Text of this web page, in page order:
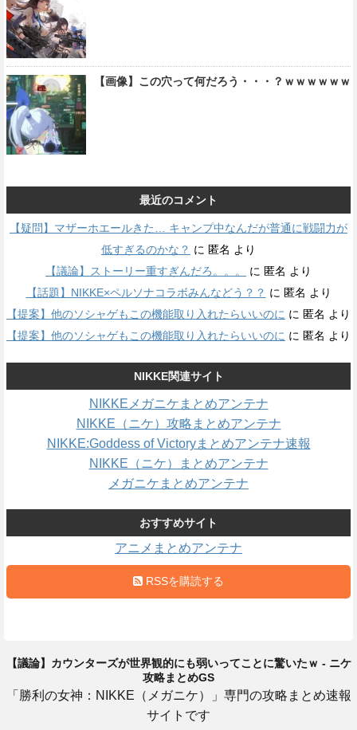
【画像】この穴って何だろう・・・？ｗｗｗｗｗｗ
最近のコメント
【疑問】マザーホエールきた… キャンプ中なんだが普通に戦闘力が
低すぎるのかな？ に 匿名 より
【議論】ストーリー重すぎんだろ。。。
に 匿名 より
【話題】NIKKE×ペルソナコラボみんなどう？？ に 匿名 より
【提案】他のソシャゲもこの機能取り入れたらいいのに に 匿名 より
【提案】他のソシャゲもこの機能取り入れたらいいのに に 匿名 より
NIKKE関連サイト
NIKKEメガニケまとめアンテナ
NIKKE（ニケ）攻略まとめアンテナ
NIKKE:Goddess of Victoryまとめアンテナ速報
NIKKE（ニケ）まとめアンテナ
メガニケまとめアンテナ
おすすめサイト
アニメまとめアンテナ
RSSを購読する
【議論】カウンターズが世界観的にも弱いってことに驚いたｗ - ニケ
攻略まとめGS
「勝利の女神：NIKKE（メガニケ）」専門の攻略まとめ速報
サイトです